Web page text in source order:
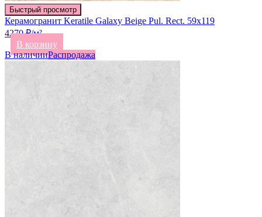
Быстрый просмотр
Керамогранит Keratile Galaxy Beige Pul. Rect. 59х119
4270 ₽/м²
В корзину
В наличииРаспродажа